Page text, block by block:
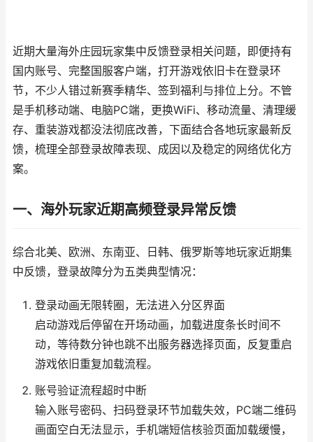
近期大量海外庄园玩家集中反馈登录相关问题，即便持有
国内账号、完整国服客户端，打开游戏依旧卡在登录环
节，不少人错过新赛季精华、签到福利与排位上分。不管
是手机移动端、电脑PC端，更换WiFi、移动流量、清理缓
存、重装游戏都没法彻底改善，下面结合各地玩家最新反
馈，梳理全部登录故障表现、成因以及稳定的网络优化方
案。
一、海外玩家近期高频登录异常反馈
综合北美、欧洲、东南亚、日韩、俄罗斯等地玩家近期集
中反馈，登录故障分为五类典型情况：
登录动画无限转圈，无法进入分区界面
启动游戏后停留在开场动画，加载进度条长时间不
动，等待数分钟也跳不出服务器选择页面，反复重启
游戏依旧重复加载流程。
账号验证流程超时中断
输入账号密码、扫码登录环节加载失效，PC端二维码
画面空白无法显示，手机端短信核验页面加载缓慢，